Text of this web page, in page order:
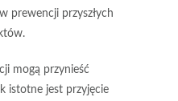
prewencji przyszłych
mogą przynieść
istotne jest przyjęcie